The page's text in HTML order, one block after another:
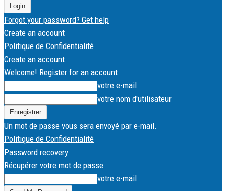
Forgot your password? Get help
Create an account
Politique de Confidentialité
Create an account
Welcome! Register for an account
votre e-mail
votre nom d'utilisateur
Un mot de passe vous sera envoyé par e-mail.
Politique de Confidentialité
Password recovery
Récupérer votre mot de passe
votre e-mail